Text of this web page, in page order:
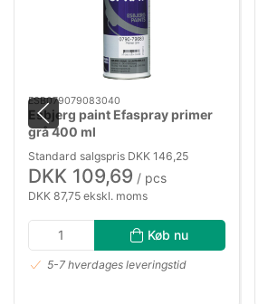
ESB079079083040
Esbjerg paint Efaspray primer
grå 400 ml
Standard salgspris DKK 146,25
DKK 109,69 / pcs
DKK 87,75 ekskl. moms
Køb nu
5-7 hverdages leveringstid